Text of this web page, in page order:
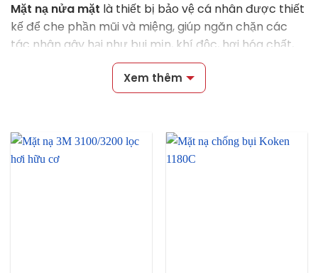
Mặt nạ nửa mặt là thiết bị bảo vệ cá nhân được thiết
kế để che phần mũi và miệng, giúp ngăn chặn các
tác nhân gây hại như bụi mịn, khí độc, hơi hóa chất,
và vi khuẩn xâm nhập vào hệ hô hấp. Đây là lựa chọn
tối ưu cho người lao động trong môi trường làm việc
chứa nhiều rủi ro về sức khỏe. Với thiết kế nhỏ gọn và
các ngành công nghiệp như xây dựng, hóa chất, và
chế tạo.
Xem thêm